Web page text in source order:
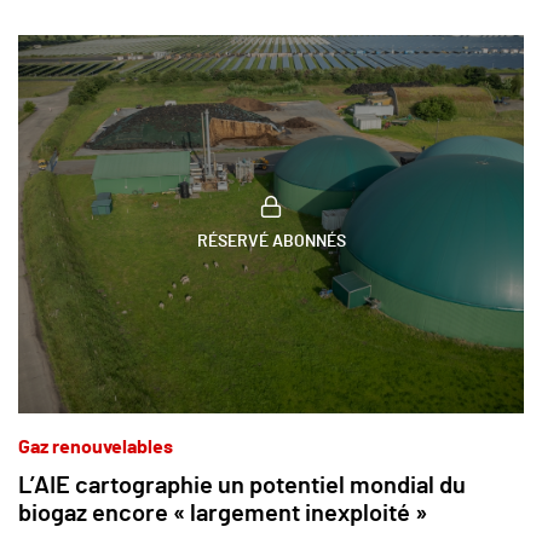
RÉSERVÉ ABONNÉS
Gaz renouvelables
L’AIE cartographie un potentiel mondial du
biogaz encore « largement inexploité »